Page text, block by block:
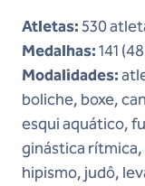
Atletas:530
Medalhas:141
Modalidades:
boliche, boxe,
esqui aquático,
ginástica
hipismo, judô,